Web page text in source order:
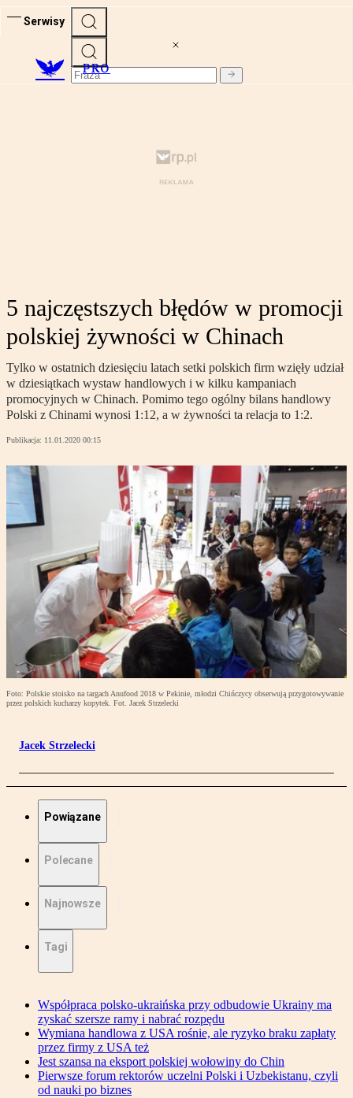
Serwisy
PRO
5 najczęstszych błędów w promocji
polskiej żywności w Chinach
Tylko w ostatnich dziesięciu latach setki polskich firm wzięły udział
w dziesiątkach wystaw handlowych i w kilku kampaniach
promocyjnych w Chinach. Pomimo tego ogólny bilans handlowy
Polski z Chinami wynosi 1:12, a w żywności ta relacja to 1:2.
Publikacja: 11.01.2020 00:15
Foto: Polskie stoisko na targach Anufood 2018 w Pekinie, młodzi Chińczycy obserwują przygotowywanie
przez polskich kucharzy kopytek. Fot. Jacek Strzelecki
Jacek Strzelecki
Powiązane
Polecane
Najnowsze
Tagi
Współpraca polsko-ukraińska przy odbudowie Ukrainy ma
zyskać szersze ramy i nabrać rozpędu
Wymiana handlowa z USA rośnie, ale ryzyko braku zapłaty
przez firmy z USA też
Jest szansa na eksport polskiej wołowiny do Chin
Pierwsze forum rektorów uczelni Polski i Uzbekistanu, czyli
od nauki po biznes